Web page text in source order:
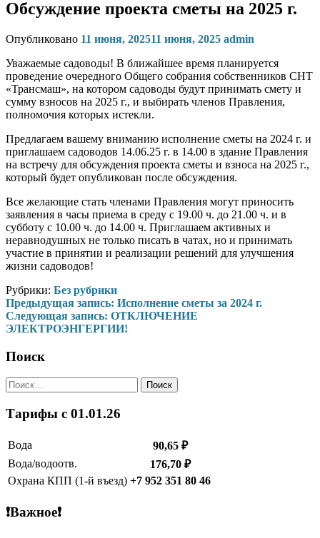
Обсуждение проекта сметы на 2025 г.
Опубликовано 11 июня, 202511 июня, 2025 admin
Уважаемые садоводы! В ближайшее время планируется
проведение очередного Общего собрания собственников СНТ
«Трансмаш», на котором садоводы будут принимать смету и
сумму взносов на 2025 г., и выбирать членов Правления,
полномочия которых истекли.
Предлагаем вашему вниманию исполнение сметы на 2024 г. и
приглашаем садоводов 14.06.25 г. в 14.00 в здание Правления
на встречу для обсуждения проекта сметы и взноса на 2025 г.,
который будет опубликован после обсуждения.
Все желающие стать членами Правления могут приносить
заявления в часы приема в среду с 19.00 ч. до 21.00 ч. и в
субботу с 10.00 ч. до 14.00 ч. Приглашаем активных и
неравнодушных не только писать в чатах, но и принимать
участие в принятии и реализации решений для улучшения
жизни садоводов!
Рубрики: Без рубрики
Навигация
по
Предыдущая запись: Исполнение сметы за 2024 г.
Следующая запись: ОТКЛЮЧЕНИЕ
ЭЛЕКТРОЭНГЕРГИИ!
Поиск
Найти:
Тарифы c 01.01.26
Вода
90,65 ₽
Вода/водоотв.
176,70 ₽
Охрана КПП (1-й въезд) +7 952 351 80 46
❗Важное❗